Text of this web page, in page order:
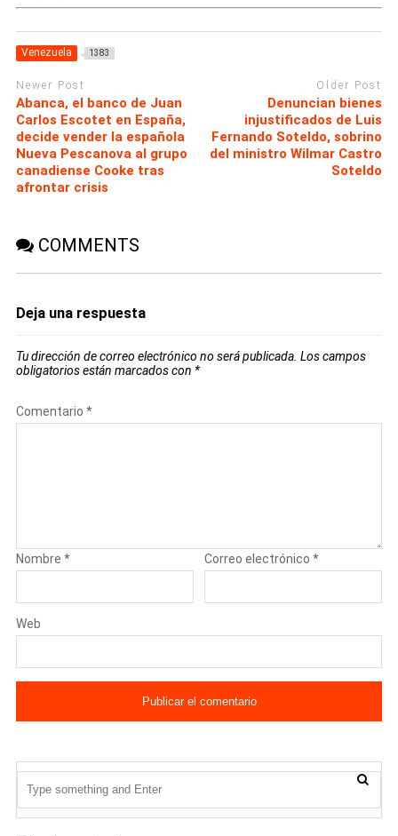
Venezuela 1383
Newer Post
Abanca, el banco de Juan
Carlos Escotet en España,
decide vender la española
Nueva Pescanova al grupo
canadiense Cooke tras
afrontar crisis
Older Post
Denuncian bienes
injustificados de Luis
Fernando Soteldo, sobrino
del ministro Wilmar Castro
Soteldo
COMMENTS
Deja una respuesta
Tu dirección de correo electrónico no será publicada. Los campos
obligatorios están marcados con *
Comentario *
Nombre * Correo electrónico*
Web